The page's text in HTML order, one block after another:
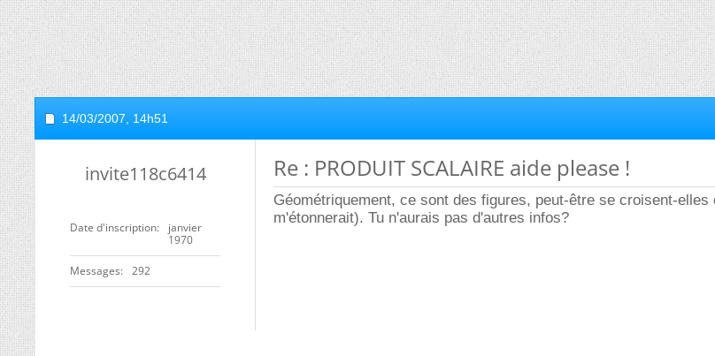
14/03/2007, 14h51
invite118c6414
Date d'inscription
janvier
1970
Messages 292
Re : PRODUIT SCALAIRE aide please !
Géométriquement, ce sont des figures, peut-être se croisent-
m'étonnerait). Tu n'aurais pas d'autres infos?